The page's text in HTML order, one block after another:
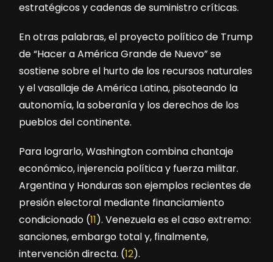
estratégicos y cadenas de suministro críticas.
En otras palabras, el proyecto político de Trump
de “Hacer a América Grande de Nuevo” se
sostiene sobre el hurto de los recursos naturales
y el vasallaje de América Latina, pisoteando la
autonomía, la soberanía y los derechos de los
pueblos del continente.
Para lograrlo, Washington combina chantaje
económico, injerencia política y fuerza militar.
Argentina y Honduras son ejemplos recientes de
presión electoral mediante financiamiento
condicionado (11). Venezuela es el caso extremo:
sanciones, embargo total y, finalmente,
intervención directa. (12).